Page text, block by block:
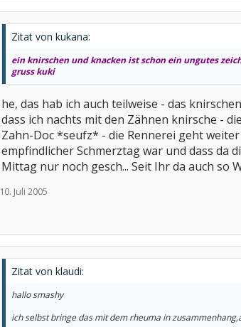
Zitat von kukana:
ein knirschen und knacken ist schon ein ungutes
gruss kuki
he, das hab ich auch teilweise - das
dass ich nachts mit den Zähnen knirsche -
Zahn-Doc *seufz* - die Rennerei geht
empfindlicher Schmerztag war und dass da
Mittag nur noch gesch... Seit Ihr da auch so
10. Juli 2005
Zitat von klaudi:
hallo smashy
ich selbst bringe das mit dem rheuma in